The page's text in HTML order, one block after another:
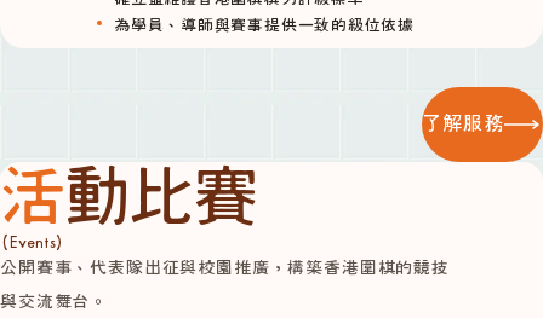
為學員、導師與賽事提供一致的級位依據
了解服務
活動比賽
(Events)
公開賽事、代表隊出征與校園推廣，構築香港圍棋的競技
與交流舞台。